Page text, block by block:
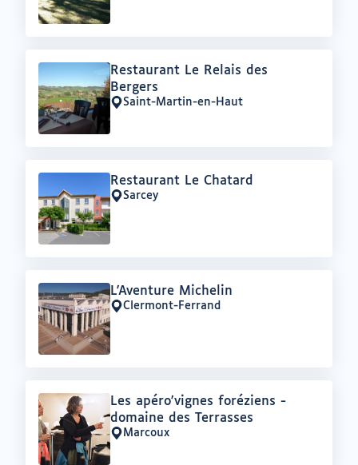
Offre
Restaurant Le Relais des
Bergers
Lieu
:
Saint-Martin-en-Haut
Offre
:
Restaurant Le Chatard
Lieu
:
Sarcey
Offre
:
L'Aventure Michelin
Lieu
:
Clermont-Ferrand
Offre
:
Les apéro'vignes foréziens -
domaine des Terrasses
Lieu
:
Marcoux